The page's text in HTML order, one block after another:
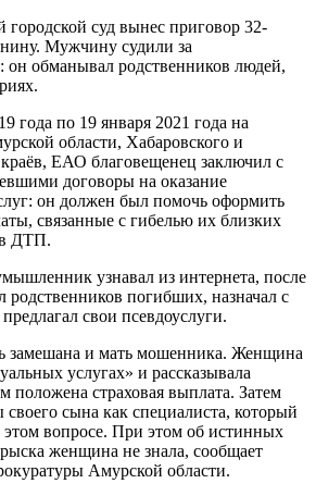
городской суд вынес приговор 32-
Мужчину судили за
он обманывал родственников людей,
года по 19 января 2021 года на
области, Хабаровского и
краёв, ЕАО благовещенец заключил с
договоры на оказание
он должен был помочь оформить
связанные с гибелью их близких
в ДТП.
узнавал из интернета, после
родственников погибших, назначал с
свои псевдоуслуги.
замешана и мать мошенника. Женщина
услугах» и рассказывала
положена страховая выплата. Затем
своего сына как специалиста, который
вопросе. При этом об истинных
женщина не знала, сообщает
Амурской области.